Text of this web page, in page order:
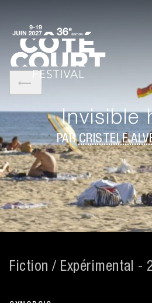
Invisible
PAR CRISTÈLE
Fiction / Expérimental -